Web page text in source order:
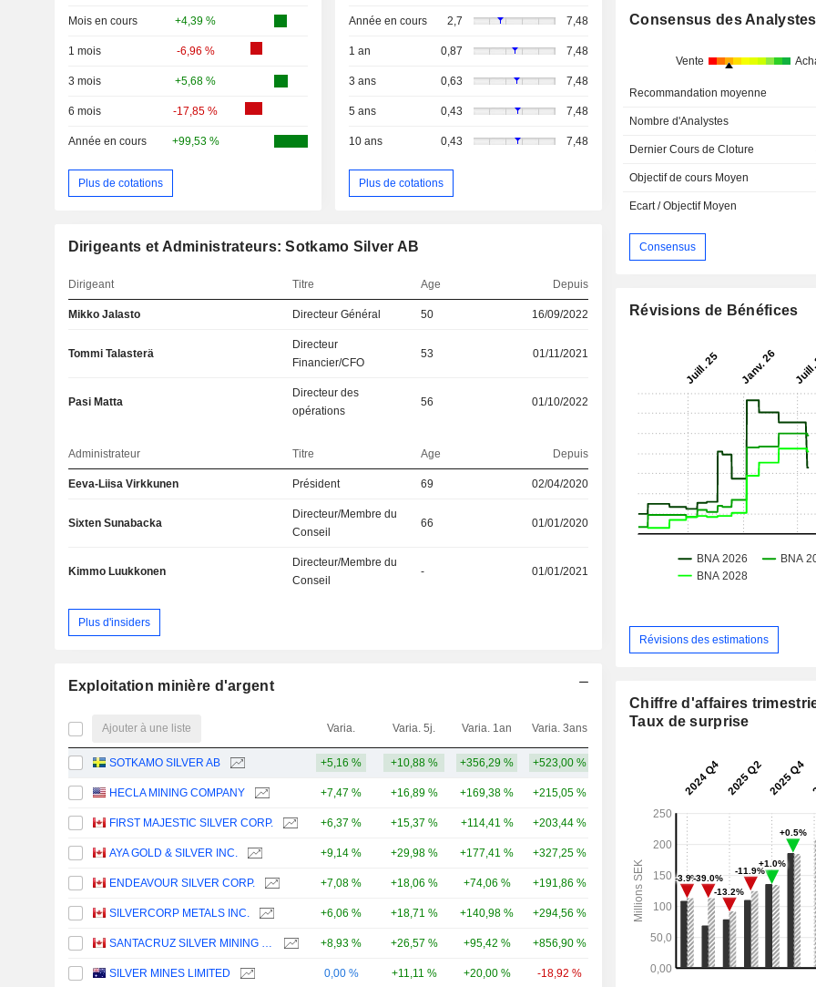
Mois en cours +4,39 %
1 mois -6,96 %
3 mois +5,68 %
6 mois -17,85 %
Année en cours +99,53 %
Plus de cotations
Année en cours 2,7 7,48
1 an 0,87 7,48
3 ans 0,63 7,48
5 ans 0,43 7,48
10 ans 0,43 7,48
Plus de cotations
Dirigeants et Administrateurs: Sotkamo Silver AB
Dirigeant Titre Age Depuis
Mikko Jalasto Directeur Général 50 16/09/2022
Tommi Talasterä
Directeur
Financier/CFO
53 01/11/2021
Pasi Matta
Directeur des
opérations
56 01/10/2022
Administrateur Titre Age Depuis
Eeva-Liisa Virkkunen Président 69 02/04/2020
Sixten Sunabacka
Directeur/Membre du
Conseil
66 01/01/2020
Kimmo Luukkonen
Directeur/Membre du
Conseil
- 01/01/2021
Plus d'insiders
Exploitation minière d'argent
Ajouter à une liste Varia. Varia. 5j. Varia. 1an Varia. 3ans Capi.($)
SOTKAMO SILVER AB +5,16 % +10,88 % +356,29 % +523,00 %
HECLA MINING COMPANY +7,47 % +16,89 % +169,38 % +215,05 %
FIRST MAJESTIC SILVER CORP. +6,37 % +15,37 % +114,41 % +203,44 %
AYA GOLD & SILVER INC. +9,14 % +29,98 % +177,41 % +327,25 %
ENDEAVOUR SILVER CORP. +7,08 % +18,06 % +74,06 % +191,86 % 2,65 Md
SILVERCORP METALS INC. +6,06 % +18,71 % +140,98 % +294,56 % 2,4 Md
SANTACRUZ SILVER MINING LTD. +8,93 % +26,57 % +95,42 % +856,90 % 734 M
SILVER MINES LIMITED 0,00 % +11,11 % +20,00 % -18,92 % 235 M
Consensus des Analystes
Vente
Recommandation moyenne
Nombre d'Analystes
Dernier Cours de Cloture
Objectif de cours Moyen
Ecart / Objectif Moyen
Consensus
Révisions de Bénéfices
Révisions des estimations
Chiffre d'affaires
Taux de surprise